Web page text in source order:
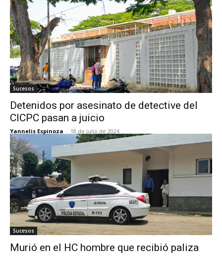
Sucesos
Detenidos por asesinato de detective del
CICPC pasan a juicio
Yannelis Espinoza - 18 de julio de 2024
Sucesos
Murió en el HC hombre que recibió paliza